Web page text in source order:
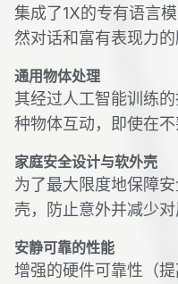
集成了1X的专有语言
然对话和富有表现力的
通用物体处理
其经过人工智能训练
种物体互动，即使在不
家庭安全设计与软外壳
为了最大限度地保障
壳，防止意外并减少对
安静可靠的性能
增强的硬件可靠性（